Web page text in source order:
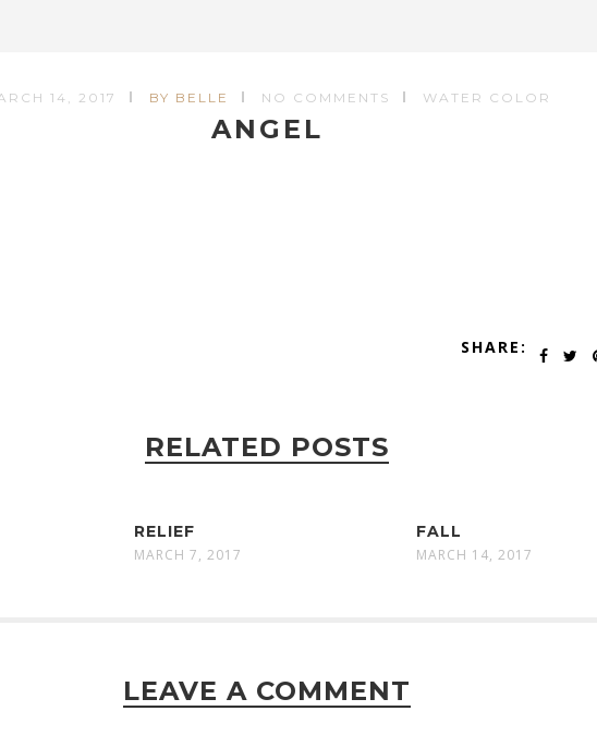
14, 2017 BY BELLE NO COMMENTS WATER COLOR
ANGEL
SHARE:
RELATED POSTS
RELIEF
MARCH 7, 2017
FALL
MARCH 14, 2017
LEAVE A COMMENT